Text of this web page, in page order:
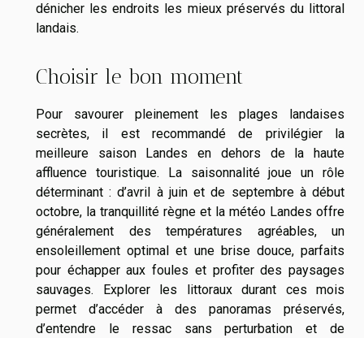
dénicher les endroits les mieux préservés du littoral
landais.
Choisir le bon moment
Pour savourer pleinement les plages landaises
secrètes, il est recommandé de privilégier la
meilleure saison Landes en dehors de la haute
affluence touristique. La saisonnalité joue un rôle
déterminant : d’avril à juin et de septembre à début
octobre, la tranquillité règne et la météo Landes offre
généralement des températures agréables, un
ensoleillement optimal et une brise douce, parfaits
pour échapper aux foules et profiter des paysages
sauvages. Explorer les littoraux durant ces mois
permet d’accéder à des panoramas préservés,
d’entendre le ressac sans perturbation et de